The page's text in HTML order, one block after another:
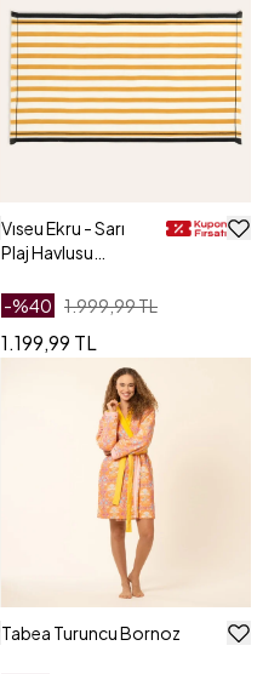
Vıseu Ekru - Sarı
Plaj Havlusu
-%40 1.999,99 TL
1.199,99 TL
Tabea Turuncu Bornoz